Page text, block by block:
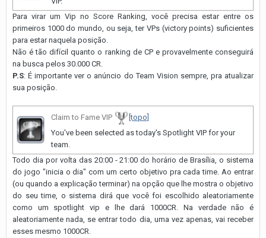
Para virar um Vip no Score Ranking, você precisa estar entre os
primeiros 1000 do mundo, ou seja, ter VPs (victory points) suficientes
para estar naquela posição.
Não é tão difícil quanto o ranking de CP e provavelmente conseguirá
na busca pelos 30.000 CR.
P.S: É importante ver o anúncio do Team Vision sempre, pra atualizar
sua posição.
Claim to Fame VIP
[topo]
You've been selected as today's Spotlight VIP for your
team.
Todo dia por volta das 20:00 - 21:00 do horário de Brasília, o sistema
do jogo "inicia o dia" com um certo objetivo pra cada time. Ao entrar
(ou quando a explicação terminar) na opção que lhe mostra o objetivo
do seu time, o sistema dirá que você foi escolhido aleatoriamente
como um spotlight vip e lhe dará 1000CR. Na verdade não é
aleatoriamente nada, se entrar todo dia, uma vez apenas, vai receber
esses mesmo 1000CR.